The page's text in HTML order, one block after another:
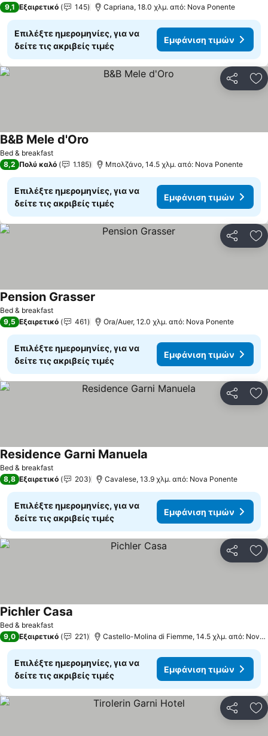
9,1 Εξαιρετικό 145 Capriana, 18.0 χλμ. από: Nova Ponente
Επιλέξτε ημερομηνίες, για να
δείτε τις ακριβείς τιμές
Εμφάνιση τιμών
Bed & breakfast
B&B Mele d'Oro
8,2 Πολύ καλό 1.185 Μπολζάνο, 14.5 χλμ. από: Nova Ponente
Επιλέξτε ημερομηνίες, για να
δείτε τις ακριβείς τιμές
Εμφάνιση τιμών
Bed & breakfast
Pension Grasser
9,5 Εξαιρετικό 461 Ora/Auer, 12.0 χλμ. από: Nova Ponente
Επιλέξτε ημερομηνίες, για να
δείτε τις ακριβείς τιμές
Εμφάνιση τιμών
Bed & breakfast
Residence Garni Manuela
8,8 Εξαιρετικό 203 Cavalese, 13.9 χλμ. από: Nova Ponente
Επιλέξτε ημερομηνίες, για να
δείτε τις ακριβείς τιμές
Εμφάνιση τιμών
Bed & breakfast
Pichler Casa
9,0 Εξαιρετικό 221 Castello-Molina di Fiemme, 14.5 χλμ. από: Nova
Επιλέξτε ημερομηνίες, για να
δείτε τις ακριβείς τιμές
Εμφάνιση τιμών